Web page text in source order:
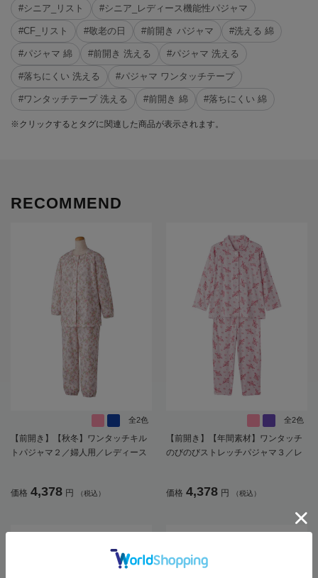
#シニア_リスト #シニア_レディース機能性パジャマ
#CF_リスト #敬老の日 #前開き パジャマ #洗える 綿
#パジャマ 綿 #前開き 洗える #パジャマ 洗える
#落ちにくい 洗える #パジャマ ワンタッチテープ
#ワンタッチテープ 洗える #前開き 綿 #落ちにくい 綿
※クリックするとタグに関連した商品が表示されます。
RECOMMEND
全2色
【前開き】【秋冬】ワンタッチキル
トパジャマ２／婦人用／レディース
価格 4,378 円 （税込）
全2色
【前開き】【年間素材】ワンタッチ
のびのびストレッチパジャマ３／レ
後ろ長め／プレゼント／ギフト【C
価格 4,378 円 （税込）